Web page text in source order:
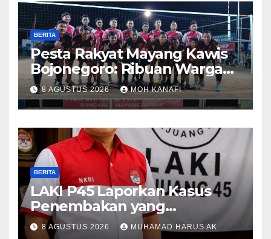
BERITA
​Pesta Rakyat Mayang Kawis
Bojonegoro: Ribuan Warga
Tumplek Blek Saksikan Final
Voli, Kades 3 Periode Dipuji
Setinggi Langit
8 AGUSTUS 2026 MOH KANAFI
BERITA
LAKI P45 Laporkan Kasus
Penembakan yang
Tewaskan Terduga Pencuri
8 AGUSTUS 2026 MUHAMAD HARUS AK